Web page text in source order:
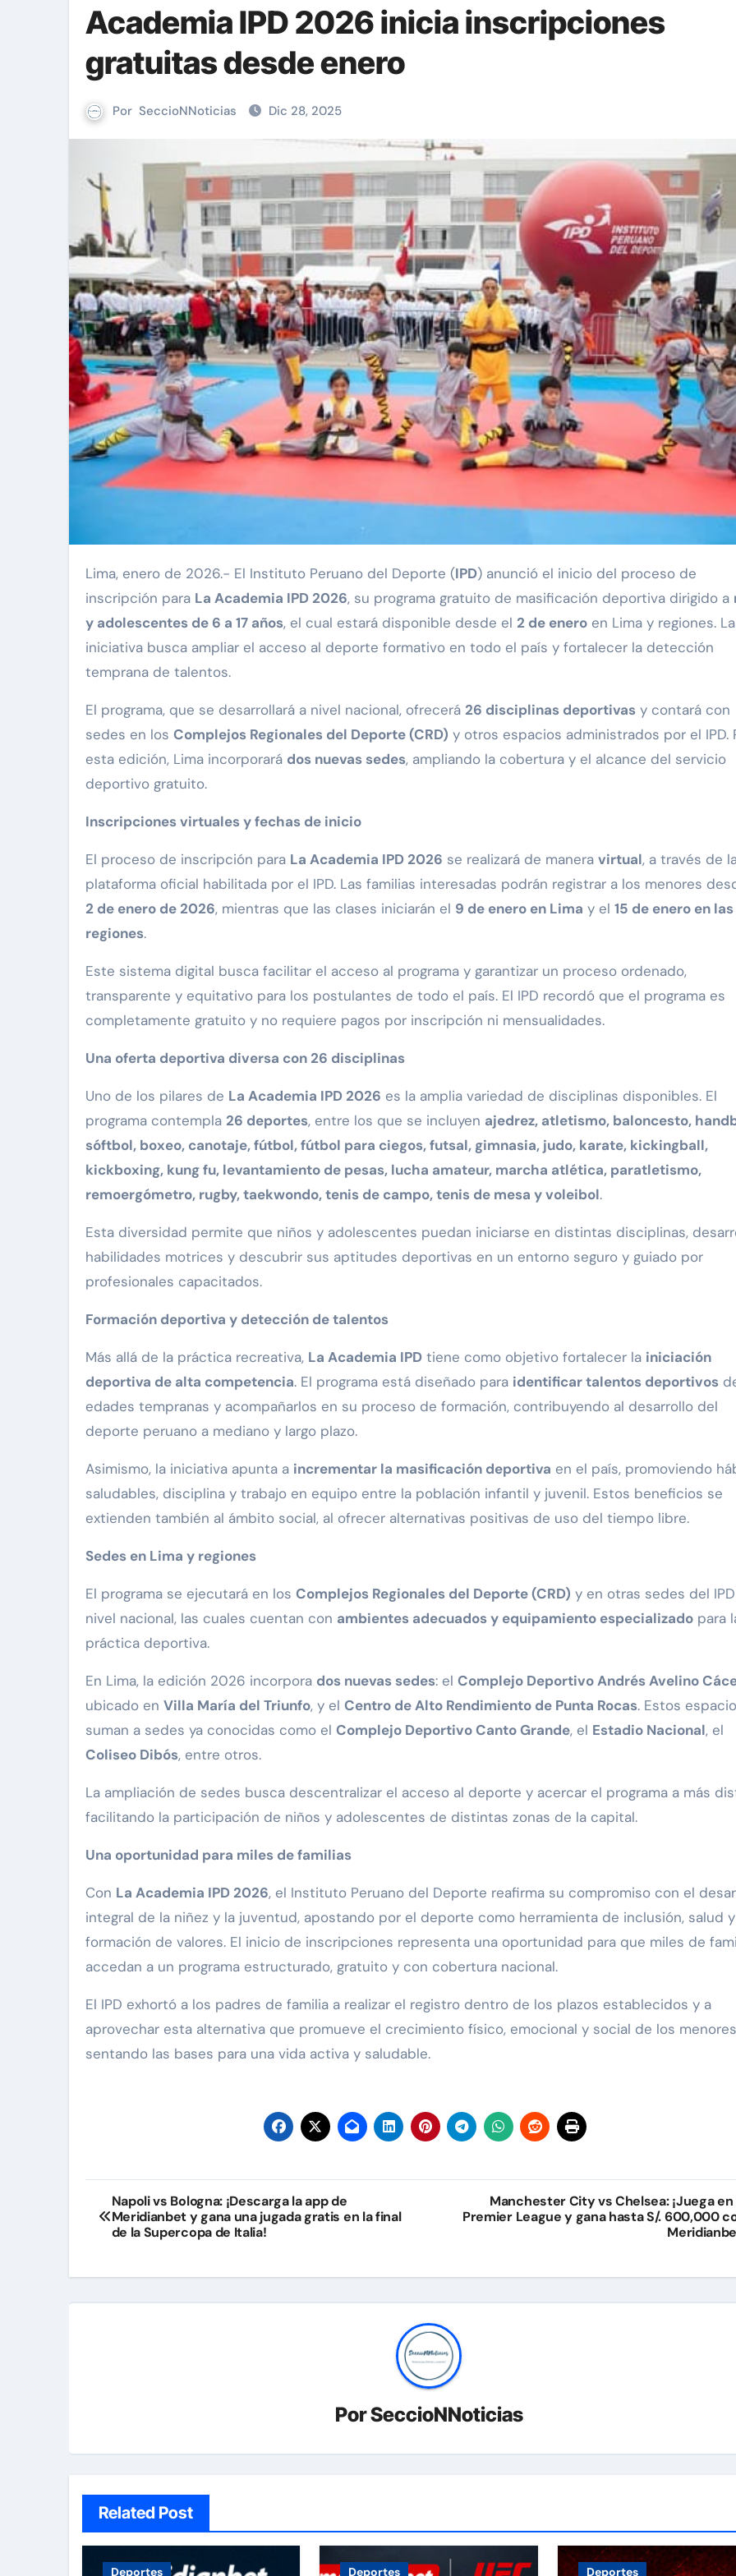
Academia IPD 2026 inicia inscripciones
gratuitas desde enero
Por SeccioNNoticias Dic 28, 2025
Lima, enero de 2026.- El Instituto Peruano del Deporte (IPD) anunció el inicio del proceso de
inscripción para La Academia IPD 2026, su programa gratuito de masificación deportiva dirigido a
y adolescentes de 6 a 17 años, el cual estará disponible desde el 2 de enero en Lima y regiones. La
iniciativa busca ampliar el acceso al deporte formativo en todo el país y fortalecer la detección
temprana de talentos.
El programa, que se desarrollará a nivel nacional, ofrecerá 26 disciplinas deportivas y contará con
sedes en los Complejos Regionales del Deporte (CRD) y otros espacios administrados por el IPD.
esta edición, Lima incorporará dos nuevas sedes, ampliando la cobertura y el alcance del servicio
deportivo gratuito.
Inscripciones virtuales y fechas de inicio
El proceso de inscripción para La Academia IPD 2026 se realizará de manera virtual, a través de
plataforma oficial habilitada por el IPD. Las familias interesadas podrán registrar a los menores
2 de enero de 2026, mientras que las clases iniciarán el 9 de enero en Lima y el 15 de enero en las
regiones.
Este sistema digital busca facilitar el acceso al programa y garantizar un proceso ordenado,
transparente y equitativo para los postulantes de todo el país. El IPD recordó que el programa es
completamente gratuito y no requiere pagos por inscripción ni mensualidades.
Una oferta deportiva diversa con 26 disciplinas
Uno de los pilares de La Academia IPD 2026 es la amplia variedad de disciplinas disponibles. El
programa contempla 26 deportes, entre los que se incluyen ajedrez, atletismo, baloncesto,
sóftbol, boxeo, canotaje, fútbol, fútbol para ciegos, futsal, gimnasia, judo, karate, kickingball,
kickboxing, kung fu, levantamiento de pesas, lucha amateur, marcha atlética, paratletismo,
remoergómetro, rugby, taekwondo, tenis de campo, tenis de mesa y voleibol.
Esta diversidad permite que niños y adolescentes puedan iniciarse en distintas disciplinas,
habilidades motrices y descubrir sus aptitudes deportivas en un entorno seguro y guiado por
profesionales capacitados.
Formación deportiva y detección de talentos
Más allá de la práctica recreativa, La Academia IPD tiene como objetivo fortalecer la iniciación
deportiva de alta competencia. El programa está diseñado para identificar talentos deportivos
edades tempranas y acompañarlos en su proceso de formación, contribuyendo al desarrollo del
deporte peruano a mediano y largo plazo.
Asimismo, la iniciativa apunta a incrementar la masificación deportiva en el país, promoviendo
saludables, disciplina y trabajo en equipo entre la población infantil y juvenil. Estos beneficios se
extienden también al ámbito social, al ofrecer alternativas positivas de uso del tiempo libre.
Sedes en Lima y regiones
El programa se ejecutará en los Complejos Regionales del Deporte (CRD) y en otras sedes del
nivel nacional, las cuales cuentan con ambientes adecuados y equipamiento especializado para
práctica deportiva.
En Lima, la edición 2026 incorpora dos nuevas sedes: el Complejo Deportivo Andrés Avelino
ubicado en Villa María del Triunfo, y el Centro de Alto Rendimiento de Punta Rocas. Estos
suman a sedes ya conocidas como el Complejo Deportivo Canto Grande, el Estadio Nacional, el
Coliseo Dibós, entre otros.
La ampliación de sedes busca descentralizar el acceso al deporte y acercar el programa a más
facilitando la participación de niños y adolescentes de distintas zonas de la capital.
Una oportunidad para miles de familias
Con La Academia IPD 2026, el Instituto Peruano del Deporte reafirma su compromiso con el
integral de la niñez y la juventud, apostando por el deporte como herramienta de inclusión, salud y
formación de valores. El inicio de inscripciones representa una oportunidad para que miles de
accedan a un programa estructurado, gratuito y con cobertura nacional.
El IPD exhortó a los padres de familia a realizar el registro dentro de los plazos establecidos y a
aprovechar esta alternativa que promueve el crecimiento físico, emocional y social de los
sentando las bases para una vida activa y saludable.
Navegación
de
Napoli vs Bologna: ¡Descarga la app de
Meridianbet y gana una jugada gratis en la final
de la Supercopa de Italia!
Manchester City vs Chelsea: ¡Juega en
Premier League y gana hasta S/. 600,000
PorSeccioNNoticias
Related Post
Deportes Deportes Deportes